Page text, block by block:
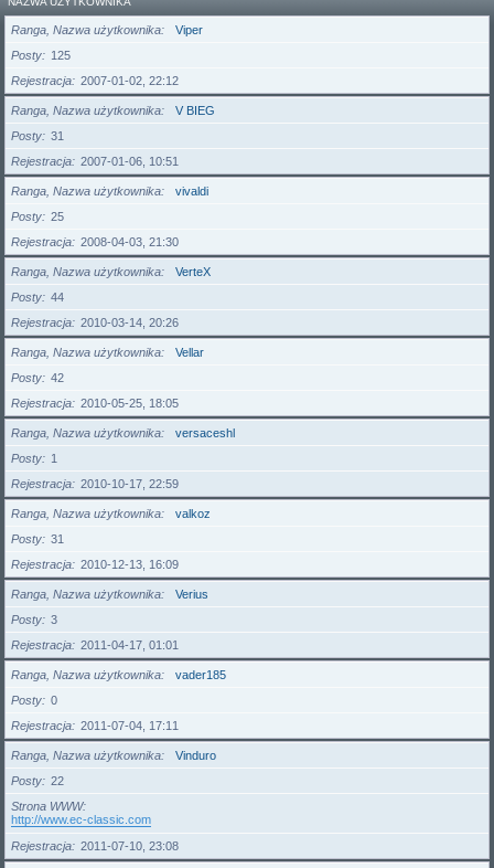
Ranga, Nazwa użytkownika
Viper
Posty
125
Rejestracja
2007-01-02, 22:12
Ranga, Nazwa użytkownika
V BIEG
Posty
31
Rejestracja
2007-01-06, 10:51
Ranga, Nazwa użytkownika
vivaldi
Posty
25
Rejestracja
2008-04-03, 21:30
Ranga, Nazwa użytkownika
VerteX
Posty
44
Rejestracja
2010-03-14, 20:26
Ranga, Nazwa użytkownika
Vellar
Posty
42
Rejestracja
2010-05-25, 18:05
Ranga, Nazwa użytkownika
versaceshl
Posty
1
Rejestracja
2010-10-17, 22:59
Ranga, Nazwa użytkownika
valkoz
Posty
31
Rejestracja
2010-12-13, 16:09
Ranga, Nazwa użytkownika
Verius
Posty
3
Rejestracja
2011-04-17, 01:01
Ranga, Nazwa użytkownika
vader185
Posty
0
Rejestracja
2011-07-04, 17:11
Ranga, Nazwa użytkownika
Vinduro
Posty
22
Strona WWW
http://www.ec-classic.com
Rejestracja
2011-07-10, 23:08